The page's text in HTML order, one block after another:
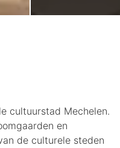
cultuurstad Mechelen.
en
de culturele steden